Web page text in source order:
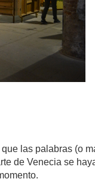
las palabras (o
de Venecia se